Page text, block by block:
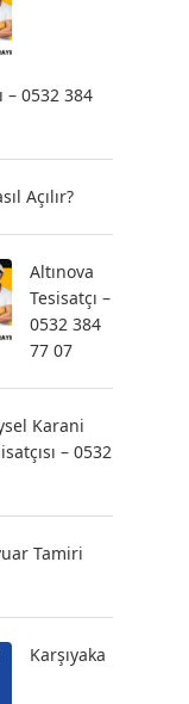
– 0532 384
Açılır?
Altınova
Tesisatçı –
0532 384
77 07
Karani
– 0532
Tamiri
Karşıyaka